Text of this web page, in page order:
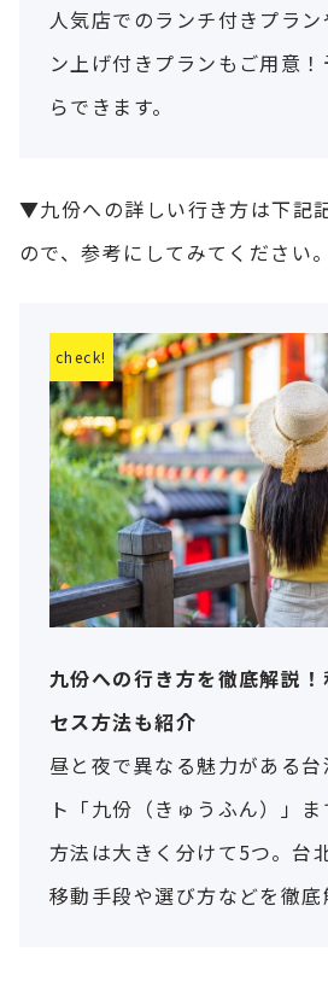
人気店でのランチ付きプラ
ン上げ付きプランもご用意
らできます。
▼九份への詳しい行き方は下記
ので、参考にしてみてください。
九份への行き方を徹底解説
セス方法も紹介
昼と夜で異なる魅力がある
ト「九份（きゅうふん）」
方法は大きく分けて5つ。台
移動手段や選び方などを徹底